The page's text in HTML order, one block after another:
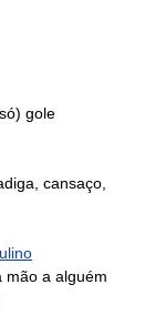
gole
cansaço,
mão a alguém